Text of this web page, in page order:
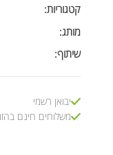
קטגוריות:
מותג:
שיתוף:
יבואן רשמי
משלוחים חינם